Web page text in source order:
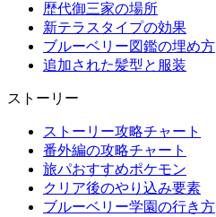
歴代御三家の場所
新テラスタイプの効果
ブルーベリー図鑑の埋め方
追加された髪型と服装
ストーリー
ストーリー攻略チャート
番外編の攻略チャート
旅パおすすめポケモン
クリア後のやり込み要素
ブルーベリー学園の行き方